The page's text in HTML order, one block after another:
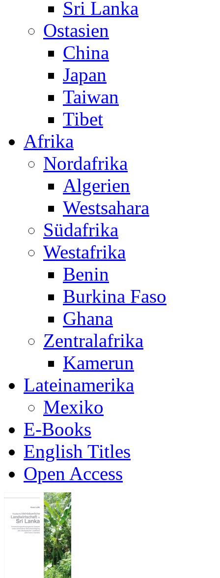
Sri Lanka
Ostasien
China
Japan
Taiwan
Tibet
Afrika
Nordafrika
Algerien
Westsahara
Südafrika
Westafrika
Benin
Burkina Faso
Ghana
Zentralafrika
Kamerun
Lateinamerika
Mexiko
E-Books
English Titles
Open Access